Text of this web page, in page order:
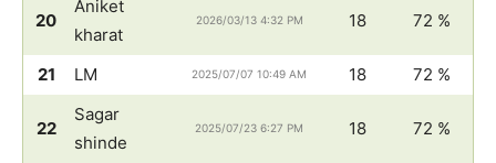
20
Aniket
kharat
2026/03/13 4:32 PM 18 72 %
21 LM 2025/07/07 10:49 AM 18 72 %
22
Sagar
shinde
2025/07/23 6:27 PM 18 72 %